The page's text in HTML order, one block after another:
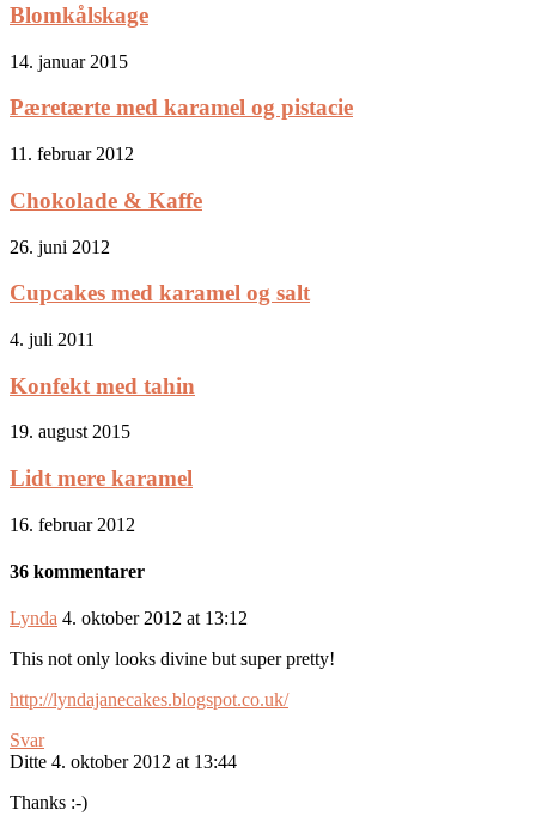
Blomkålskage
14. januar 2015
Pæretærte med karamel og pistacie
11. februar 2012
Chokolade & Kaffe
26. juni 2012
Cupcakes med karamel og salt
4. juli 2011
Konfekt med tahin
19. august 2015
Lidt mere karamel
16. februar 2012
36 kommentarer
Lynda 4. oktober 2012 at 13:12
This not only looks divine but super pretty!
http://lyndajanecakes.blogspot.co.uk/
Svar
Ditte 4. oktober 2012 at 13:44
Thanks :-)